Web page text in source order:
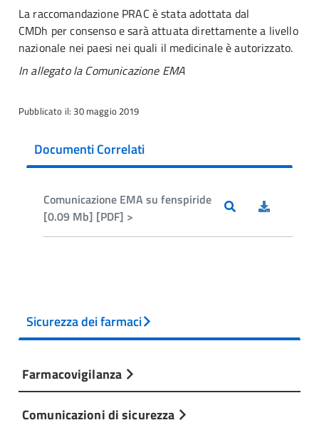
La raccomandazione PRAC è stata adottata dal
CMDh per consenso e sarà attuata direttamente a livello
nazionale nei paesi nei quali il medicinale è autorizzato.
In allegato la Comunicazione EMA
Pubblicato il: 30 maggio 2019
Documenti Correlati
Comunicazione EMA su fenspiride
[0.09 Mb] [PDF] >
Sicurezza dei farmaci
Farmacovigilanza
Comunicazioni di sicurezza